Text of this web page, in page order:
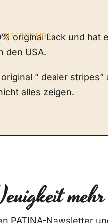
original Lack und
den USA.
” dealer
alles zeigen.
PATINA-Newsletter